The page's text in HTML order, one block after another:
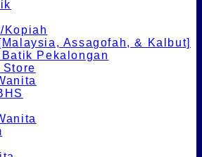
Kopiah
Assagofah, & Kalbut]
Pekalongan
Store